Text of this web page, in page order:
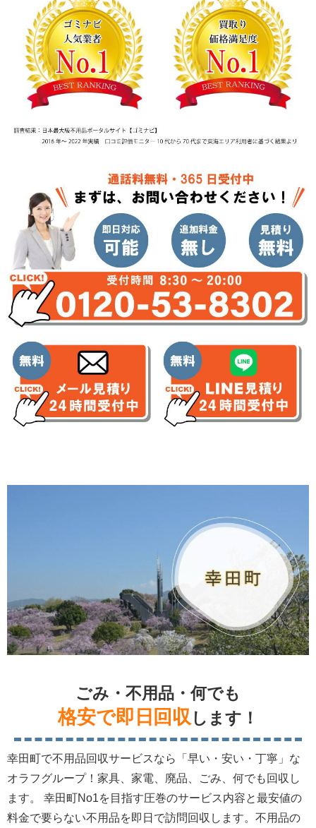
ごみ・不用品・何でも
格安で即日回収 します！
幸田町で不用品回収サービスなら「早い・安い・丁寧」な
オラフグループ！家具、家電、廃品、ごみ、何でも回収し
ます。 幸田町No1を目指す圧巻のサービス内容と最安値の
料金で要らない不用品を即日で訪問回収します。不用品の